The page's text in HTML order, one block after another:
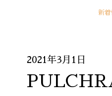
新
2021年3月1日